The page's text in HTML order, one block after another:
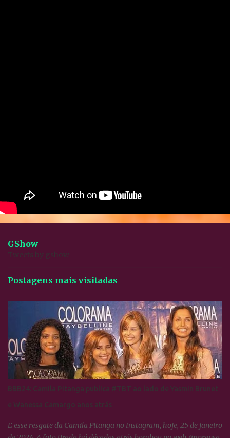
GShow
Tweets by gshow
Postagens mais visitadas
BBB24: Camila Pitanga publica #TBT ao lado de Yasmin Brunet
e Wanessa Camargo anos atrás
E esse resgate da Camila Pitanga no Instagram, hoje, 25 de janeiro